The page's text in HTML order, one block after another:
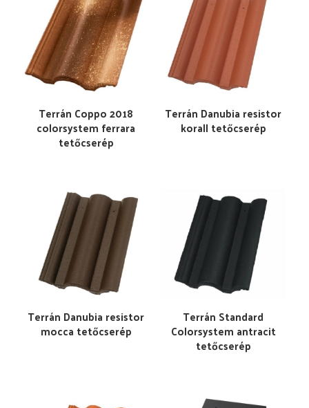
Terrán Coppo 2018
colorsystem ferrara
tetőcserép
Terrán Danubia resistor
korall tetőcserép
Terrán Danubia resistor
mocca tetőcserép
Terrán Standard
Colorsystem antracit
tetőcserép